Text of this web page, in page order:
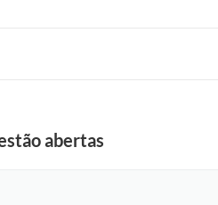
abertas